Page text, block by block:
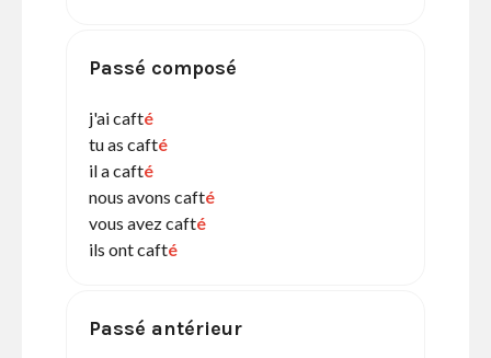
Passé composé
j'ai cafté
tu as cafté
il a cafté
nous avons cafté
vous avez cafté
ils ont cafté
Passé antérieur